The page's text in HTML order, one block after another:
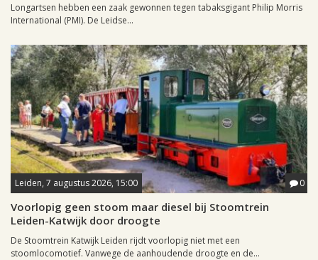
Longartsen hebben een zaak gewonnen tegen tabaksgigant Philip Morris
International (PMI). De Leidse...
Leiden, 7 augustus 2026, 15:00 0
Voorlopig geen stoom maar diesel bij Stoomtrein
Leiden-Katwijk door droogte
De Stoomtrein Katwijk Leiden rijdt voorlopig niet met een
stoomlocomotief. Vanwege de aanhoudende droogte en de...